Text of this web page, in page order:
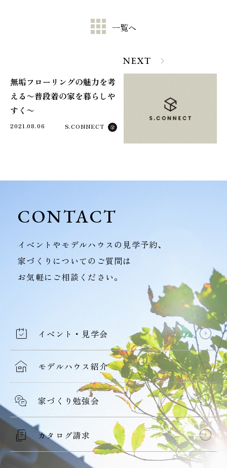
一覧へ
NEXT
無垢フローリングの魅力を考
える〜普段着の家を暮らしや
すく〜
2021.08.06 S.CONNECT
CONTACT
イベントやモデルハウスの見学予約、
家づくりについてのご質問は
お気軽にご相談ください。
イベント・見学会
モデルハウス紹介
家づくり勉強会
カタログ請求